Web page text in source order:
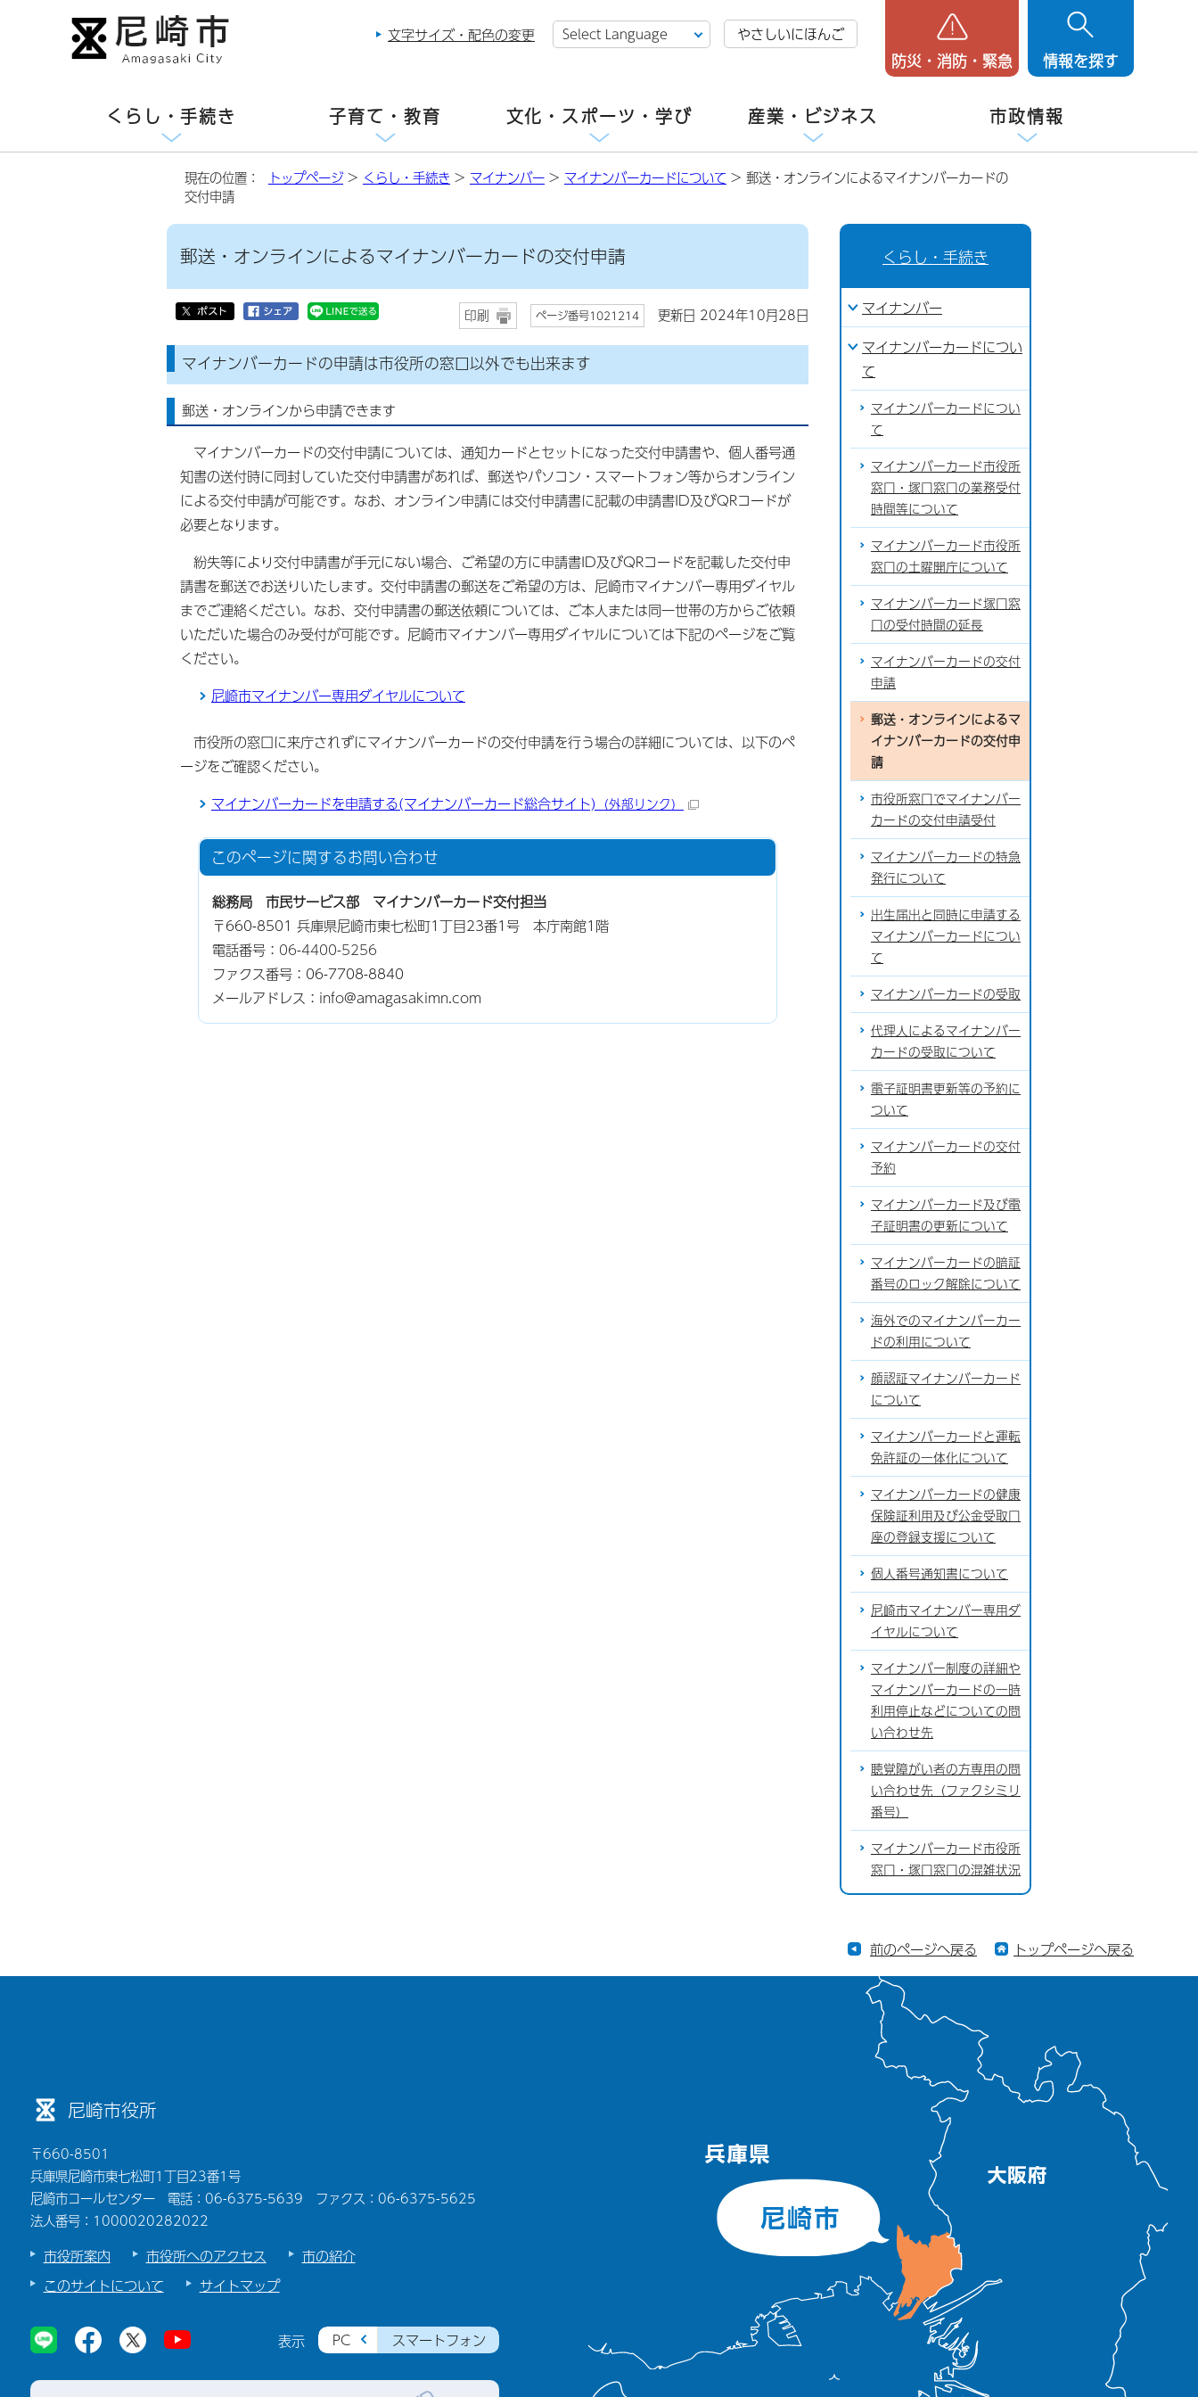
文字サイズ・配色の変更 やさしいにほんご
防災・消防・緊急 情報を探す
くらし・手続き 子育て・教育 文化・スポーツ・学び 産業・ビジネス 市政情報
現在の位置： トップページ> くらし・手続き > マイナンバー > マイナンバーカードについて > 郵送・オンラインによるマイナンバーカードの
交付申請
郵送・オンラインによるマイナンバーカードの交付申請
印刷 ページ番号1021214 更新日 2024年10月28日
マイナンバーカードの申請は市役所の窓口以外でも出来ます
郵送・オンラインから申請できます
マイナンバーカードの交付申請については、通知カードとセットになった交付申請書や、個人番号通
知書の送付時に同封していた交付申請書があれば、郵送やパソコン・スマートフォン等からオンライン
による交付申請が可能です。なお、オンライン申請には交付申請書に記載の申請書ID及びQRコードが
必要となります。
紛失等により交付申請書が手元にない場合、ご希望の方に申請書ID及びQRコードを記載した交付申
請書を郵送でお送りいたします。交付申請書の郵送をご希望の方は、尼崎市マイナンバー専用ダイヤル
までご連絡ください。なお、交付申請書の郵送依頼については、ご本人または同一世帯の方からご依頼
いただいた場合のみ受付が可能です。尼崎市マイナンバー専用ダイヤルについては下記のページをご覧
ください。
尼崎市マイナンバー専用ダイヤルについて
市役所の窓口に来庁されずにマイナンバーカードの交付申請を行う場合の詳細については、以下のペ
ージをご確認ください。
マイナンバーカードを申請する(マイナンバーカード総合サイト) （外部リンク）
このページに関するお問い合わせ
総務局 市民サービス部 マイナンバーカード交付担当
〒660-8501 兵庫県尼崎市東七松町1丁目23番1号 本庁南館1階
電話番号： 06-4400-5256
ファクス番号：06-7708-8840
メールアドレス：info@amagasakimn.com
くらし・手続き
マイナンバー
マイナンバーカードについ
て
マイナンバーカードについ
て
マイナンバーカード市役所
窓口・塚口窓口の業務受付
時間等について
マイナンバーカード市役所
窓口の土曜開庁について
マイナンバーカード塚口窓
口の受付時間の延長
マイナンバーカードの交付
申請
郵送・オンラインによるマ
イナンバーカードの交付申
請
市役所窓口でマイナンバー
カードの交付申請受付
マイナンバーカードの特急
発行について
出生届出と同時に申請する
マイナンバーカードについ
て
マイナンバーカードの受取
代理人によるマイナンバー
カードの受取について
電子証明書更新等の予約に
ついて
マイナンバーカードの交付
予約
マイナンバーカード及び電
子証明書の更新について
マイナンバーカードの暗証
番号のロック解除について
海外でのマイナンバーカー
ドの利用について
顔認証マイナンバーカード
について
マイナンバーカードと運転
免許証の一体化について
マイナンバーカードの健康
保険証利用及び公金受取口
座の登録支援について
個人番号通知書について
尼崎市マイナンバー専用ダ
イヤルについて
マイナンバー制度の詳細や
マイナンバーカードの一時
利用停止などについての問
い合わせ先
聴覚障がい者の方専用の問
い合わせ先（ファクシミリ
番号）
マイナンバーカード市役所
窓口・塚口窓口の混雑状況
前のページへ戻る トップページへ戻る
尼崎市役所
〒660-8501
兵庫県尼崎市東七松町1丁目23番1号
尼崎市コールセンター 電話：06-6375-5639 ファクス：06-6375-5625
法人番号：1000020282022
市役所案内 市役所へのアクセス
市の紹介
このサイトについて
サイトマップ
表示 PC スマートフォン